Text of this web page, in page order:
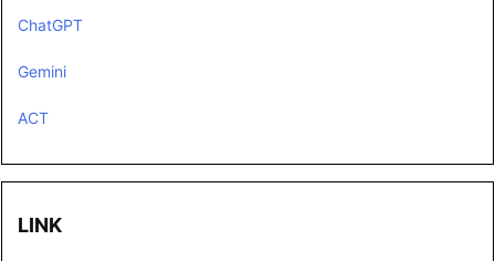
ChatGPT
Gemini
ACT
LINK